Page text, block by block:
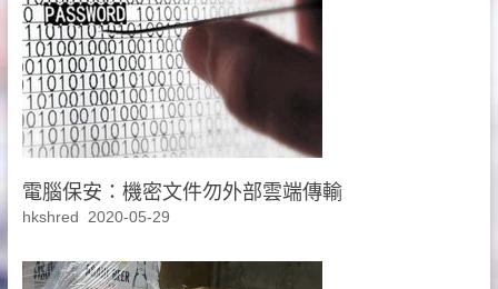
電腦保安：機密文件勿外部雲端傳輸
hkshred 2020-05-29